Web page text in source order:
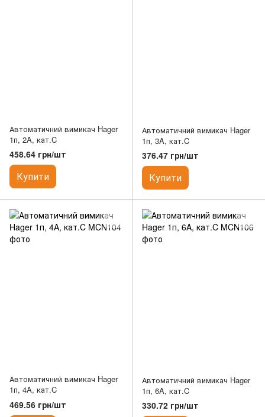
Автоматичний вимикач Hager
1п, 2A, кат.C
458.64 грн/шт
Купити
Автоматичний вимикач Hager
1п, 3A, кат.C
376.47 грн/шт
Купити
Автоматичний вимикач Hager
1п, 4A, кат.C
469.56 грн/шт
Автоматичний вимикач Hager
1п, 6A, кат.C
330.72 грн/шт